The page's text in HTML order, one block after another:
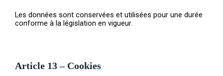
Les données sont conservées et utilisées pour une durée
conforme à la législation en vigueur.
Article 13 – Cookies